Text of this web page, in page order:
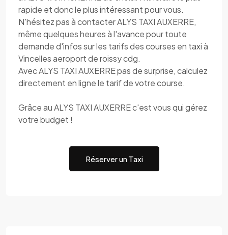
rapide et donc le plus intéressant pour vous.
N'hésitez pas à contacter ALYS TAXI AUXERRE,
même quelques heures à l'avance pour toute
demande d'infos sur les tarifs des courses en taxi à
Vincelles aeroport de roissy cdg.
Avec ALYS TAXI AUXERRE pas de surprise, calculez
directement en ligne le tarif de votre course.
Grâce au ALYS TAXI AUXERRE c'est vous qui gérez
votre budget !
Réserver un Taxi